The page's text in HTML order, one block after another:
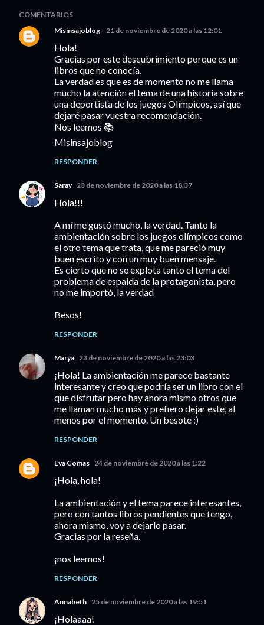
COMENTARIOS
Misinsajoblog
21 de noviembre de 2020 a las 12:01
Hola!
Gracias por este descubrimiento porque es un
libros que no conocía.
La verdad es que es de momento no me llama
mucho la atención el tema de una historia sobre
una deportista de los juegos Olímpicos, así que
dejaré pasar vuestra recomendación.
Nos leemos 📚
Misinsajoblog
RESPONDER
Saray 23 de noviembre de 2020 a las 18:37
Hola!!!
A mí me gustó mucho, la verdad. Tanto la
ambientación sobre los juegos olímpicos como
el otro tema que trata, que me pareció muy
buen escrito y con un muy buen mensaje.
Es cierto que no se explota tanto el tema del
problema de espalda de la protagonista, pero
no me importó, la verdad
Besos!
RESPONDER
Marya 23 de noviembre de 2020 a las 23:03
¡Hola! La ambientación me parece bastante
interesante y creo que podría ser un libro con el
que disfrutar pero hay ahora mismo otros que
me llaman mucho más y prefiero dejar este, al
menos por el momento. Un besote :)
RESPONDER
Eva Comas 24 de noviembre de 2020 a las 1:22
¡Hola, hola!
La ambientación y el tema parece interesantes,
pero con tantos libros pendientes que tengo,
ahora mismo, voy a dejarlo pasar.
Gracias por la reseña.
¡nos leemos!
RESPONDER
Annabeth 25 de noviembre de 2020 a las 19:51
¡Holaaaa!